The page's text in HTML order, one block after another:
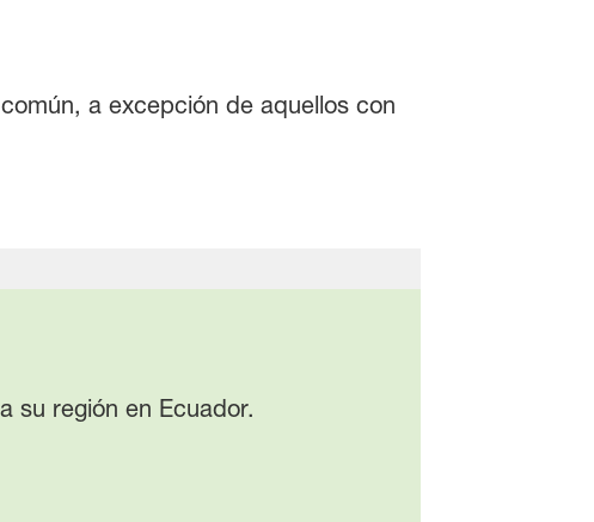
a excepción de aquellos con
su región en Ecuador.